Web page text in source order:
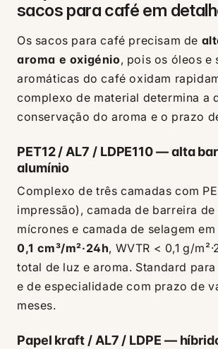
sacos para café em
Os sacos para café precisam de
aroma e oxigénio, pois os óleos e
aromáticas do café oxidam
complexo de material determina a
conservação do aroma e o prazo
PET12 / AL7 / LDPE110 — alta
alumínio
Complexo de três camadas com
impressão), camada de barreira
mícrones e camada de selagem em
0,1 cm³/m²·24h, WVTR < 0,1 g/
total de luz e aroma. Standard
e de especialidade com prazo de
meses.
Papel kraft / AL7 / LDPE —